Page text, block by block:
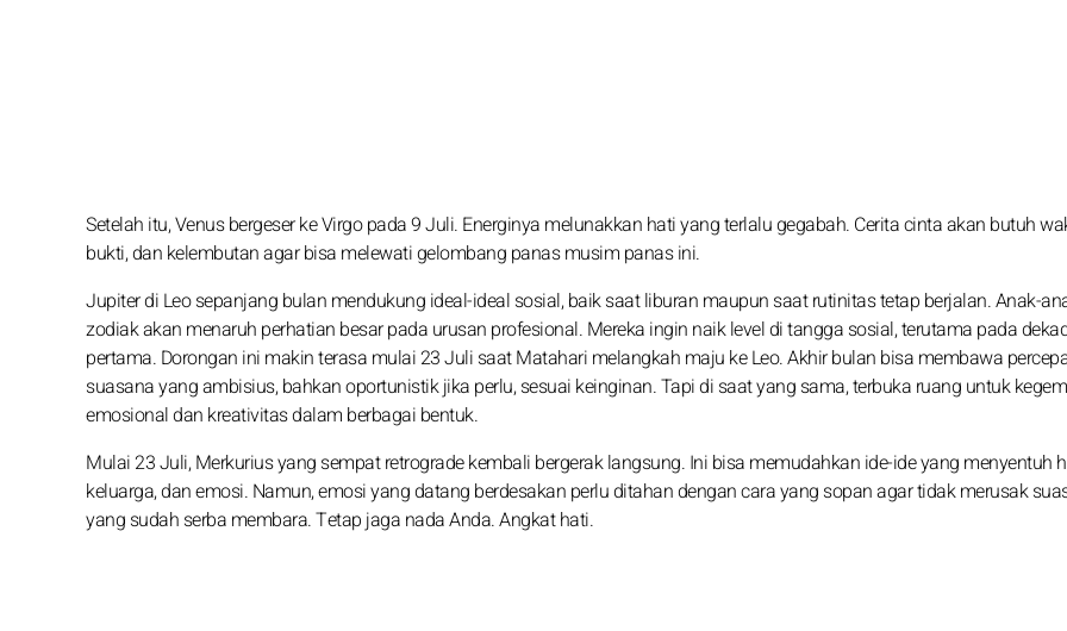
Setelah itu, Venus bergeser ke Virgo pada 9 Juli. Energinya melunakkan hati yang terlalu gegabah. Cerita cinta akan butuh
bukti, dan kelembutan agar bisa melewati gelombang panas musim panas ini.
Jupiter di Leo sepanjang bulan mendukung ideal-ideal sosial, baik saat liburan maupun saat rutinitas tetap berjalan. Anak-
zodiak akan menaruh perhatian besar pada urusan profesional. Mereka ingin naik level di tangga sosial, terutama pada
pertama. Dorongan ini makin terasa mulai 23 Juli saat Matahari melangkah maju ke Leo. Akhir bulan bisa membawa
suasana yang ambisius, bahkan oportunistik jika perlu, sesuai keinginan. Tapi di saat yang sama, terbuka ruang untuk
emosional dan kreativitas dalam berbagai bentuk.
Mulai 23 Juli, Merkurius yang sempat retrograde kembali bergerak langsung. Ini bisa memudahkan ide-ide yang menyentuh
keluarga, dan emosi. Namun, emosi yang datang berdesakan perlu ditahan dengan cara yang sopan agar tidak merusak
yang sudah serba membara. Tetap jaga nada Anda. Angkat hati.